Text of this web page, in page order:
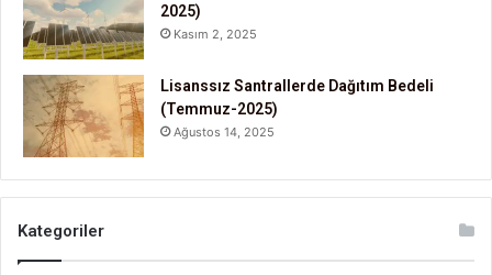
2025)
Kasım 2, 2025
Lisanssız Santrallerde Dağıtım Bedeli
(Temmuz-2025)
Ağustos 14, 2025
Kategoriler